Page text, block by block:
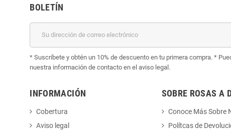
BOLETÍN
* Suscríbete y obtén un 10% de descuento en tu primera compra. *
nuestra información de contacto en el aviso legal.
INFORMACIÓN
Cobertura
Aviso legal
SOBRE ROSAS A
Conoce Más Sobre
Polítcas de